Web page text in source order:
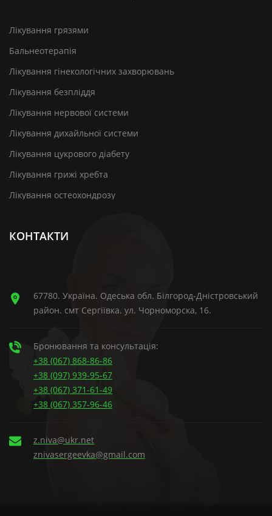
Лікування грязями
Бальнеотерапія
Лікування гінекологічних захворювань
Лікування безпліддя
Лікування нервової системи
Лікування дихайльної системи
Лікування цукрового діабету
Лікування грижі хребта
Лікування остеохондрозу
КОНТАКТИ
67780. Україна. Одеська обл. Білгород-Дністровський
район. смт Сергіївка. ул. Чорноморска, 16.
Бронювання та консультація:
+38 (067) 868-86-86
+38 (097) 939-95-67
+38 (067) 371-61-49
+38 (067) 357-96-46
z.niva@ukr.net
znivasergeevka@gmail.com